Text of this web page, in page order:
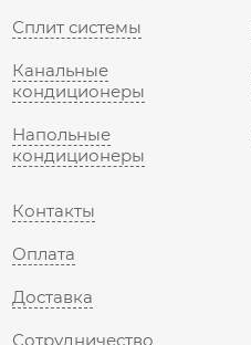
Сплит системы
Канальные
кондиционеры
Напольные
кондиционеры
Контакты
Оплата
Доставка